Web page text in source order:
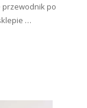
przewodnik po
…